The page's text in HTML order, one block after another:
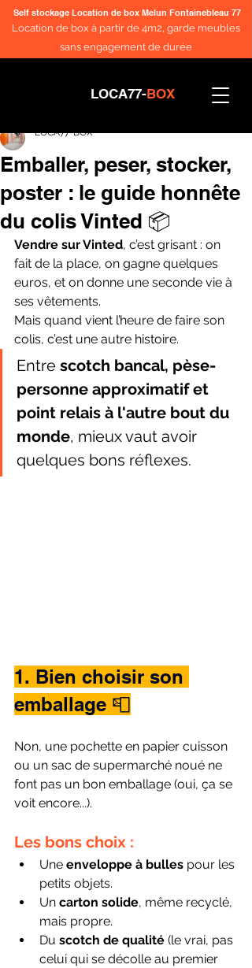
Self stockage Location de box Melun Fontainebleau 77
Location de box à partir de 4m2, garde meubles
sans engagement de durée
LOCA77-BOX
Emballer, peser, stocker,
poster : le guide honnête
du colis Vinted 📦
LOCA77-BOX
Vendre sur Vinted, c’est grisant : on
fait de la place, on gagne quelques
euros, et on donne une seconde vie à
ses vêtements.
Mais quand vient l’heure de faire son
colis, c’est une autre histoire.
Entre scotch bancal, pèse-
personne approximatif et
point relais à l'autre bout du
monde, mieux vaut avoir
quelques bons réflexes.
1. Bien choisir son
emballage 📮
Non, une pochette en papier cuisson
ou un sac de supermarché noué ne
font pas un bon emballage (oui, ça se
voit encore...).
Les bons choix :
Une enveloppe à bulles pour les
petits objets.
Un carton solide, même recyclé,
mais propre.
Du scotch de qualité (le vrai, pas
celui qui se décolle au premier